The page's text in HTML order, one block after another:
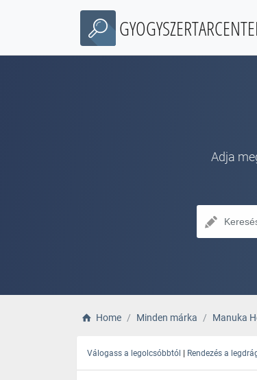
Adja
Home Minden márka Manuka
Válogass a legolcsóbbtól | Rendezés a